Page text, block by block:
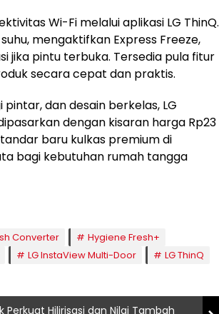
Wi-Fi melalui aplikasi LG ThinQ.
mengaktifkan Express Freeze,
jika pintu terbuka. Tersedia pula fitur
secara cepat dan praktis.
dan desain berkelas, LG
dengan kisaran harga Rp23
baru kulkas premium di
bagi kebutuhan rumah tangga
Converter
Hygiene Fresh+
LG InstaView Multi-Door
LG ThinQ
Hilirisasi dan Nilai Tambah